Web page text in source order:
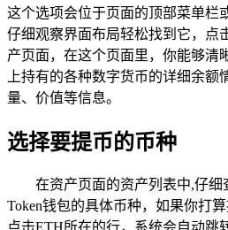
这个选项会位于页面的顶部菜单栏
仔细观察界面布局轻松找到它，点
产页面，在这个页面里，你能够清
上持有的各种数字货币的详细余
量、价值等信息。
选择要提币的币种
在资产页面的资产列表中,仔
Token钱包的具体币种，如果你打